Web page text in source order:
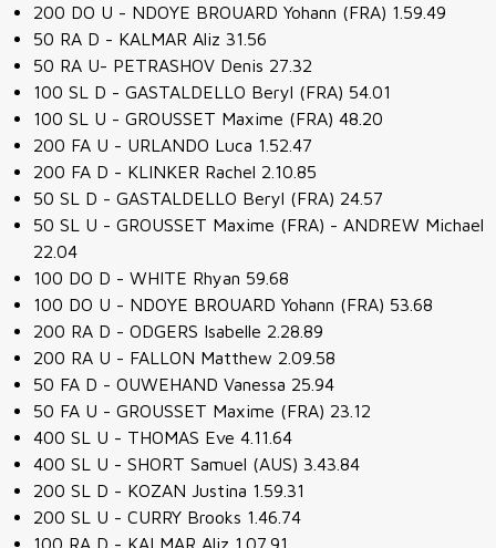
200 DO U - NDOYE BROUARD Yohann (FRA) 1.59.49
50 RA D - KALMAR Aliz 31.56
50 RA U- PETRASHOV Denis 27.32
100 SL D - GASTALDELLO Beryl (FRA) 54.01
100 SL U - GROUSSET Maxime (FRA) 48.20
200 FA U - URLANDO Luca 1.52.47
200 FA D - KLINKER Rachel 2.10.85
50 SL D - GASTALDELLO Beryl (FRA) 24.57
50 SL U - GROUSSET Maxime (FRA) - ANDREW Michael
22.04
100 DO D - WHITE Rhyan 59.68
100 DO U - NDOYE BROUARD Yohann (FRA) 53.68
200 RA D - ODGERS Isabelle 2.28.89
200 RA U - FALLON Matthew 2.09.58
50 FA D - OUWEHAND Vanessa 25.94
50 FA U - GROUSSET Maxime (FRA) 23.12
400 SL U - THOMAS Eve 4.11.64
400 SL U - SHORT Samuel (AUS) 3.43.84
200 SL D - KOZAN Justina 1.59.31
200 SL U - CURRY Brooks 1.46.74
100 RA D - KALMAR Aliz 1.07.91